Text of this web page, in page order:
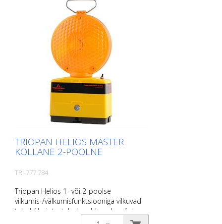
TRIOPAN HELIOS MASTER
KOLLANE 2-POOLNE
TRI-777.784
Triopan Helios 1- või 2-poolse
vilkumis-/välkumisfunktsiooniga vilkuvad
tuled / hoiatustuled avaldavad muljet
oma lihtsa toimimise ja äärmise